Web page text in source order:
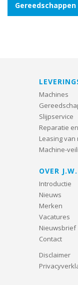
Gereedschappen
Machines
Slijpservice
Reparatie
Leasing van
Machine-
OVER
Introductie
Nieuws
Merken
Vacatures
Nieuwsbrief
Contact
Disclaimer